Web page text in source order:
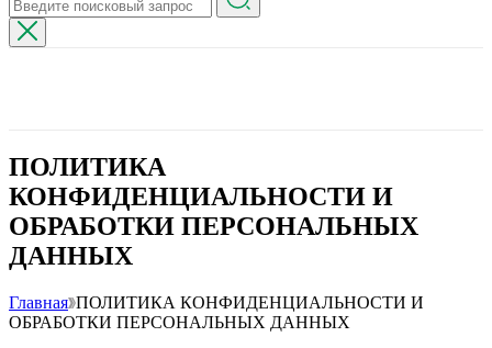
ПОЛИТИКА
КОНФИДЕНЦИАЛЬНОСТИ И
ОБРАБОТКИ ПЕРСОНАЛЬНЫХ
ДАННЫХ
Главная ПОЛИТИКА КОНФИДЕНЦИАЛЬНОСТИ И
ОБРАБОТКИ ПЕРСОНАЛЬНЫХ ДАННЫХ